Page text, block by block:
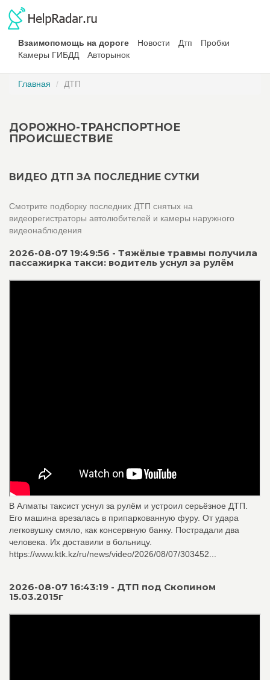
Взаимопомощь на дороге Новости Дтп
Пробки
Камеры ГИБДД
Авторынок
Главная ДТП
ДОРОЖНО-ТРАНСПОРТНОЕ
ПРОИСШЕСТВИЕ
ВИДЕО ДТП ЗА ПОСЛЕДНИЕ СУТКИ
Смотрите подборку последних ДТП снятых на
видеорегистраторы автолюбителей и камеры наружного
видеонаблюдения
2026-08-07 19:49:56 - Тяжёлые травмы получила
пассажирка такси: водитель уснул за рулём
В Алматы таксист уснул за рулём и устроил серьёзное ДТП.
Его машина врезалась в припаркованную фуру. От удара
легковушку смяло, как консервную банку. Пострадали два
человека. Их доставили в больницу.
https://www.ktk.kz/ru/news/video/2026/08/07/303452...
2026-08-07 16:43:19 - ДТП под Скопином
15.03.2015г